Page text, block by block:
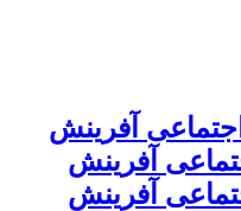
آفرینش
آفرینش